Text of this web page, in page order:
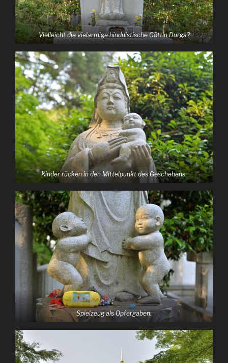
Vielleicht die vielarmige hinduistische Göttin Durga?
Kinder rücken in den Mittelpunkt des Geschehens.
Spielzeug als Opfergaben.